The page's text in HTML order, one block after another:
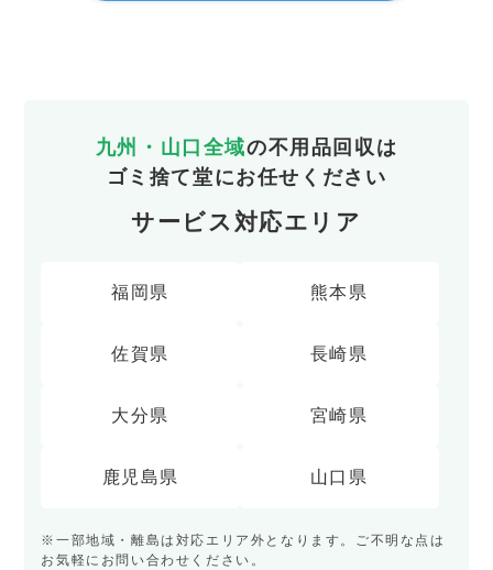
九州・山口全域の不用品回収は
ゴミ捨て堂にお任せください
サービス対応エリア
福岡県 熊本県
佐賀県 長崎県
大分県 宮崎県
鹿児島県 山口県
※一部地域・離島は対応エリア外となります。ご不明な点は
お気軽にお問い合わせください。